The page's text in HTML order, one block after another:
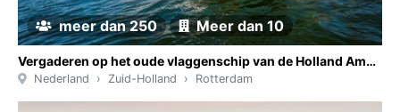
meer dan 250 Meer dan 10
Vergaderen op het oude vlaggenschip van de Holland Amerika Lijn in Rotterdam
Nederland Zuid-Holland Rotterdam